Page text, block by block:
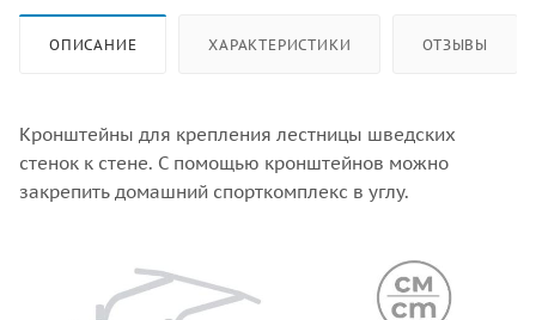
ОПИСАНИЕ ХАРАКТЕРИСТИКИ ОТЗЫВЫ
Кронштейны для крепления лестницы шведских
стенок к стене. С помощью кронштейнов можно
закрепить домашний спорткомплекс в углу.